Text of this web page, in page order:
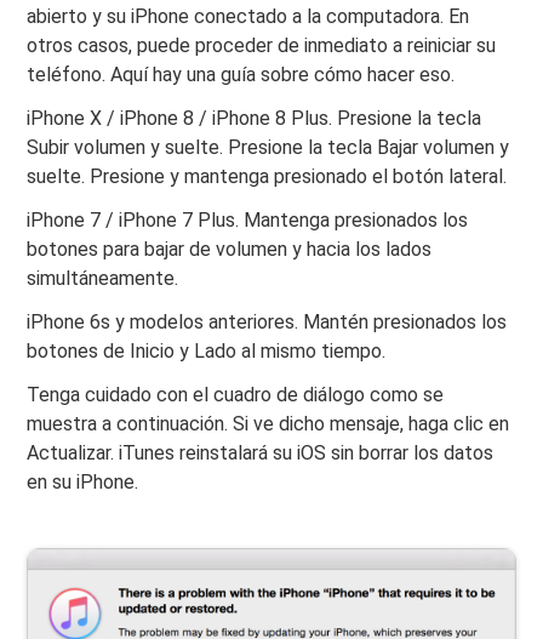
abierto y su iPhone conectado a la computadora. En
otros casos, puede proceder de inmediato a reiniciar su
teléfono. Aquí hay una guía sobre cómo hacer eso.
iPhone X / iPhone 8 / iPhone 8 Plus. Presione la tecla
Subir volumen y suelte. Presione la tecla Bajar volumen y
suelte. Presione y mantenga presionado el botón lateral.
iPhone 7 / iPhone 7 Plus. Mantenga presionados los
botones para bajar de volumen y hacia los lados
simultáneamente.
iPhone 6s y modelos anteriores. Mantén presionados los
botones de Inicio y Lado al mismo tiempo.
Tenga cuidado con el cuadro de diálogo como se
muestra a continuación. Si ve dicho mensaje, haga clic en
Actualizar. iTunes reinstalará su iOS sin borrar los datos
en su iPhone.